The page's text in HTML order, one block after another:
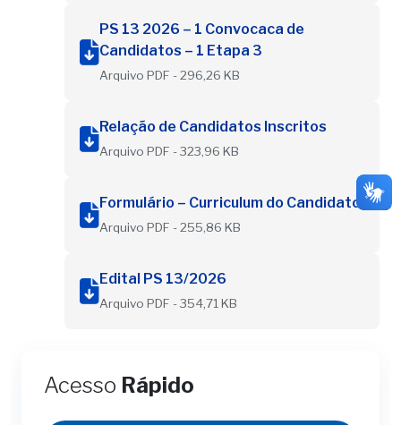
PS 13 2026 – 1 Convocaca de
Candidatos – 1 Etapa 3
Arquivo PDF - 296,26 KB
Relação de Candidatos Inscritos
Arquivo PDF - 323,96 KB
Formulário – Curriculum do Candidato
Arquivo PDF - 255,86 KB
Edital PS 13/2026
Arquivo PDF - 354,71 KB
Acesso Rápido